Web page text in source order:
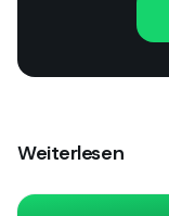
Weiterlesen